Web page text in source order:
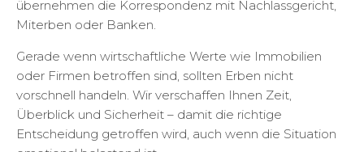
übernehmen die Korrespondenz mit Nachlassgericht,
Miterben oder Banken.
Gerade wenn wirtschaftliche Werte wie Immobilien
oder Firmen betroffen sind, sollten Erben nicht
vorschnell handeln. Wir verschaffen Ihnen Zeit,
Überblick und Sicherheit – damit die richtige
Entscheidung getroffen wird, auch wenn die Situation